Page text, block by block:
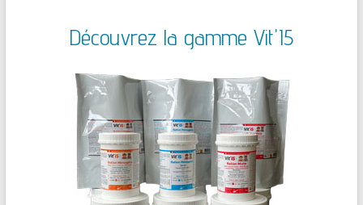
Découvrez la gamme Vit'I5